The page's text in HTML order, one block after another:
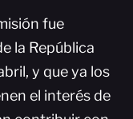
fue
la República
y que ya los
el interés de